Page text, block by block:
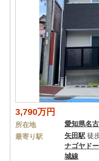
3,790万円
所在地 愛知県名
最寄り駅
矢田駅 徒
ナゴヤド
城線